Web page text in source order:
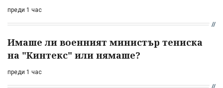
преди 1 час
Имаше ли военният министър тениска
на "Кинтекс" или нямаше?
преди 1 час